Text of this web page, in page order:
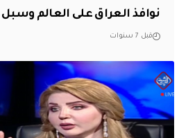
نوافذ العراق على العالم وسبل
قبل 7 سنوات